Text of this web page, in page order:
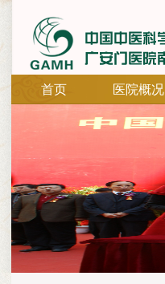
首页 医院概况